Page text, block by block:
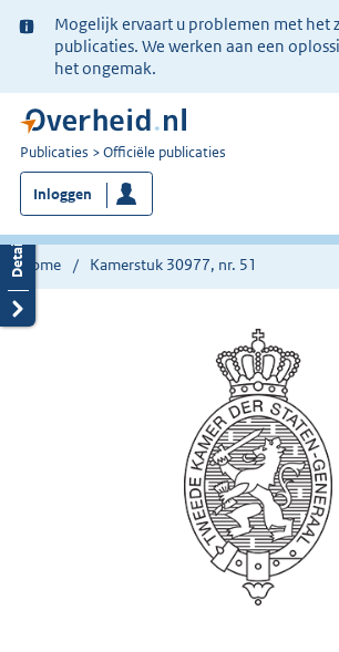
Ter
informatie:
Mogelijk ervaart u problemen met het
publicaties. We werken aan een
het ongemak.
U
bent
nu
hier:
Publicaties Officiële publicaties
Inloggen
Home Kamerstuk 30977, nr. 51